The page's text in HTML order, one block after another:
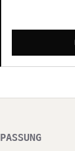
PASSUNG